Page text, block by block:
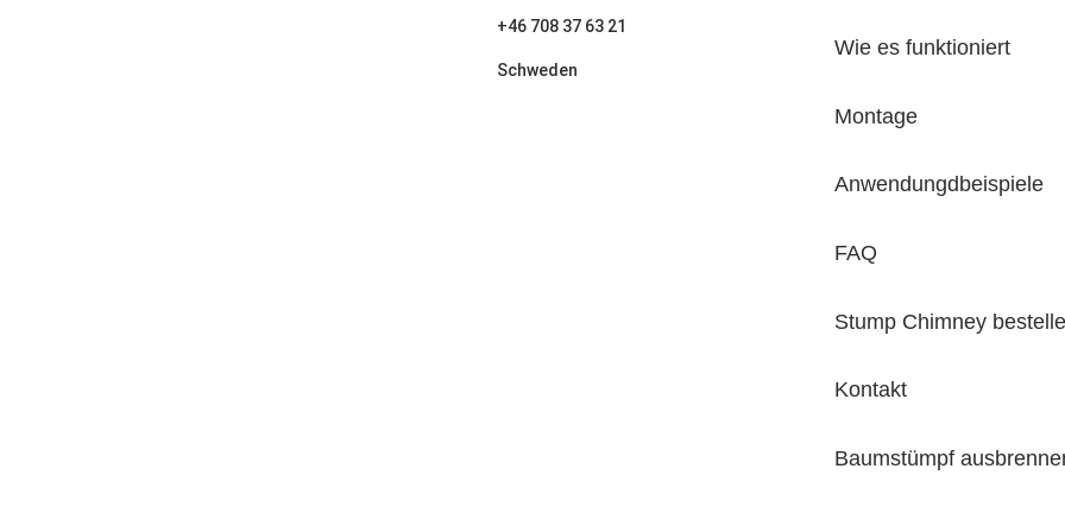
+46 708 37 63 21
Schweden
Wie es funktioniert
Montage
Anwendungdbeispiele
FAQ
Stump Chimney
Kontakt
Baumstümpf